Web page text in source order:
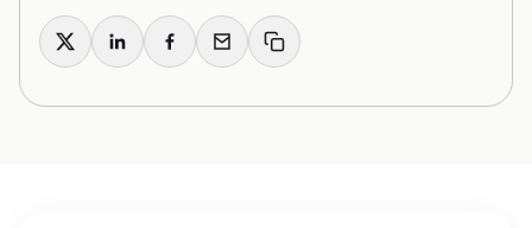
X LinkedInFacebook
Email Copy link